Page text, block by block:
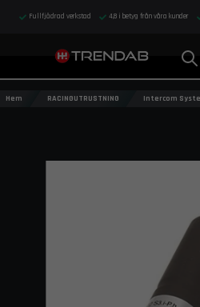
Fullfjädrad verkstad 4,8 i betyg från våra kunder
Hem RACINGUTRUSTNING Intercom